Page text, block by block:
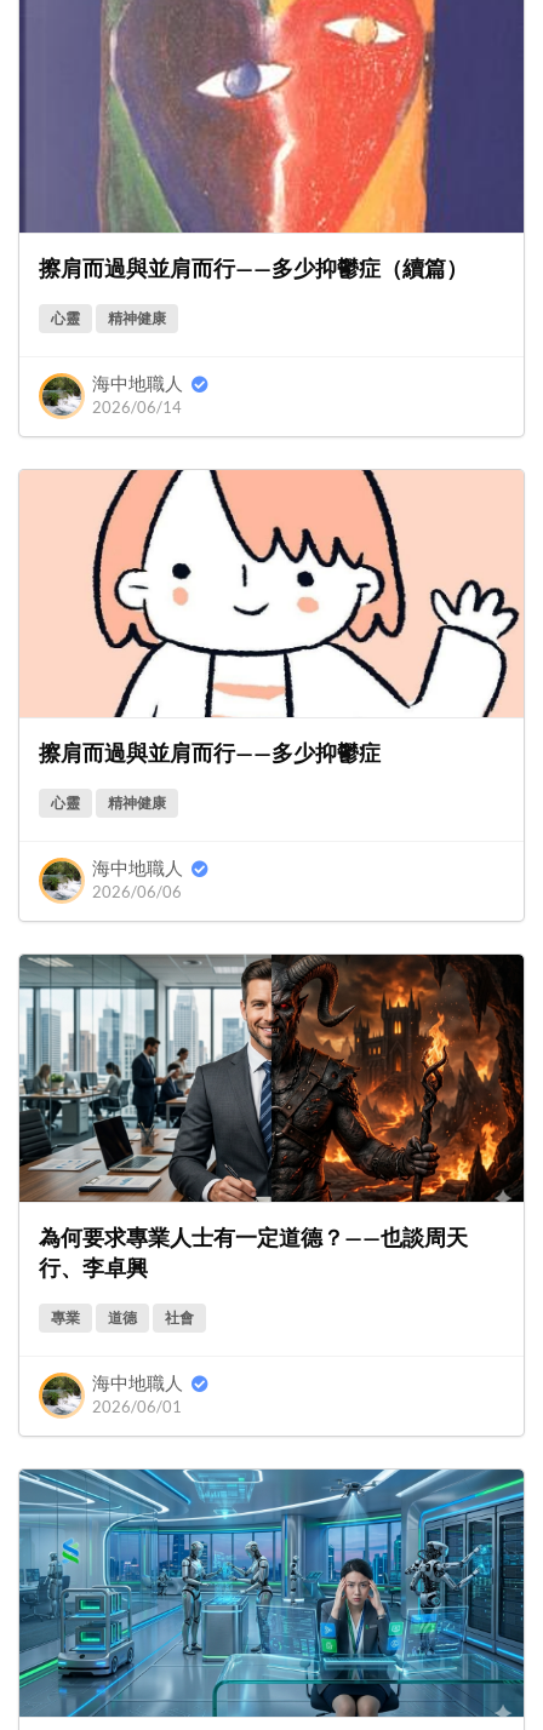
擦肩而過與並肩而行——多少抑鬱症（續篇）
心靈 精神健康
海中地職人
2026/06/14
擦肩而過與並肩而行——多少抑鬱症
心靈 精神健康
海中地職人
2026/06/06
為何要求專業人士有一定道德？——也談周天
行、李卓興
專業 道德 社會
海中地職人
2026/06/01